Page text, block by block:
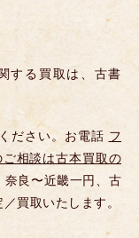
する買取は、古書
ださい。お電話 フ
ご相談は古本買取の
奈良〜近畿一円、古
買取いたします。